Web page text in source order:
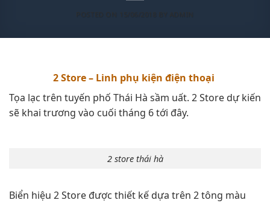
2 Store – Linh phụ kiện điện thoại
Tọa lạc trên tuyến phố Thái Hà sầm uất. 2 Store dự kiến
sẽ khai trương vào cuối tháng 6 tới đây.
2 store thái hà
Biển hiệu 2 Store được thiết kế dựa trên 2 tông màu